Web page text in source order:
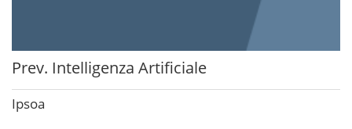
Prev. Intelligenza Artificiale
Ipsoa